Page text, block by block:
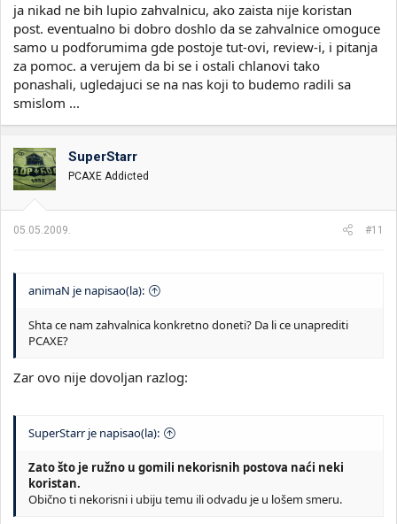
ja nikad ne bih lupio zahvalnicu, ako zaista nije koristan
post. eventualno bi dobro doshlo da se zahvalnice omoguce
samo u podforumima gde postoje tut-ovi, review-i, i pitanja
za pomoc. a verujem da bi se i ostali chlanovi tako
ponashali, ugledajuci se na nas koji to budemo radili sa
smislom ...
SuperStarr
PCAXE Addicted
05.05.2009. #11
animaN je napisao(la):
Shta ce nam zahvalnica konkretno doneti? Da li ce unaprediti
PCAXE?
Zar ovo nije dovoljan razlog:
SuperStarr je napisao(la):
Zato što je ružno u gomili nekorisnih postova naći neki
koristan.
Obično ti nekorisni i ubiju temu ili odvadu je u lošem smeru.